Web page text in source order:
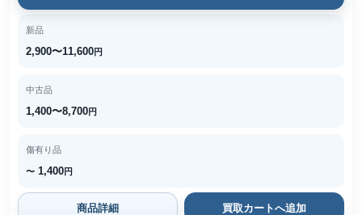
新品
2,900〜11,600円
中古品
1,400〜8,700円
傷有り品
〜 1,400円
商品詳細 買取カートへ追加